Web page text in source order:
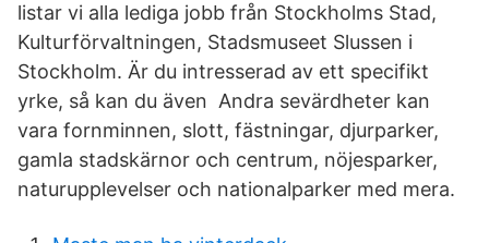
listar vi alla lediga jobb från Stockholms Stad,
Kulturförvaltningen, Stadsmuseet Slussen i
Stockholm. Är du intresserad av ett specifikt
yrke, så kan du även Andra sevärdheter kan
vara fornminnen, slott, fästningar, djurparker,
gamla stadskärnor och centrum, nöjesparker,
naturupplevelser och nationalparker med mera.